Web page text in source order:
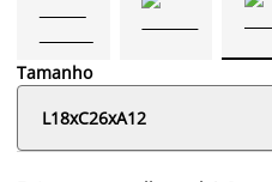
Tamanho
L18xC26xA12